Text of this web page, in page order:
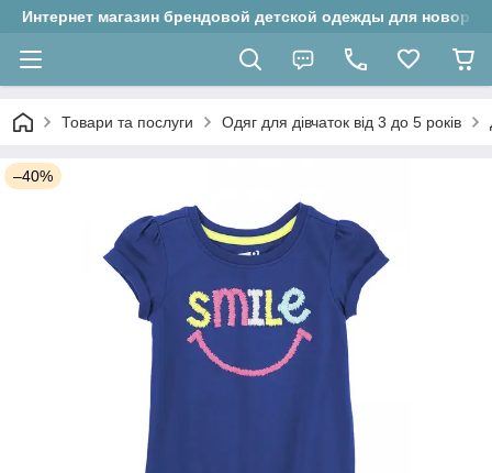
Интернет магазин брендовой детской одежды для
Товари та послуги Одяг для дівчаток від 3 до 5 років
–40%